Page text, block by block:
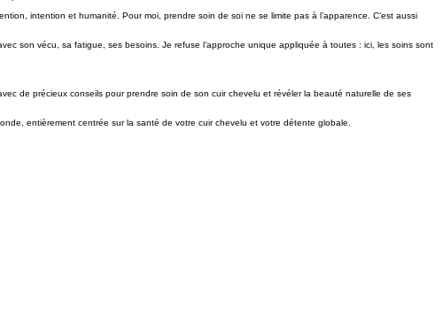
intention et humanité. Pour moi, prendre soin de soi ne se limite pas à l’apparence. C’est aussi
son vécu, sa fatigue, ses besoins. Je refuse l’approche unique appliquée à toutes : ici, les soins sont
de précieux conseils pour prendre soin de son cuir chevelu et révéler la beauté naturelle de ses
entièrement centrée sur la santé de votre cuir chevelu et votre détente globale.